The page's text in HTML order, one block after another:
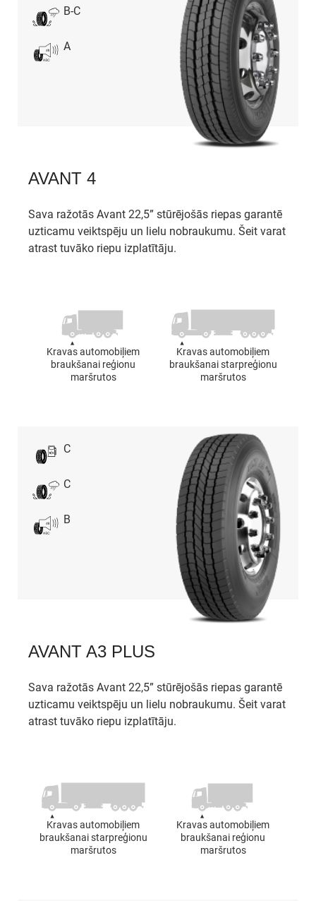
B-C
A
AVANT 4
Sava ražotās Avant 22,5” stūrējošās riepas garantē
uzticamu veiktspēju un lielu nobraukumu. Šeit varat
atrast tuvāko riepu izplatītāju.
Kravas automobiļiem
braukšanai reģionu
maršrutos
Kravas automobiļiem
braukšanai starpreģionu
maršrutos
C
C
B
AVANT A3 PLUS
Sava ražotās Avant 22,5” stūrējošās riepas garantē
uzticamu veiktspēju un lielu nobraukumu. Šeit varat
atrast tuvāko riepu izplatītāju.
Kravas automobiļiem
braukšanai starpreģionu
maršrutos
Kravas automobiļiem
braukšanai reģionu
maršrutos